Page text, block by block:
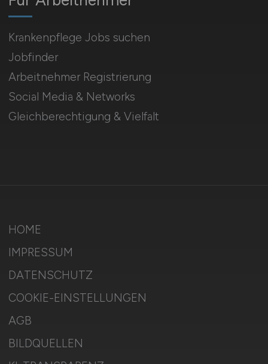
Krankenpflege Jobs suchen
Jobfinder
Arbeitnehmer Registrierung
Social Media & Networks
Gleichberechtigung & Vielfalt
HOME
IMPRESSUM
DATENSCHUTZ
COOKIE-EINSTELLUNGEN
AGB
BILDQUELLEN